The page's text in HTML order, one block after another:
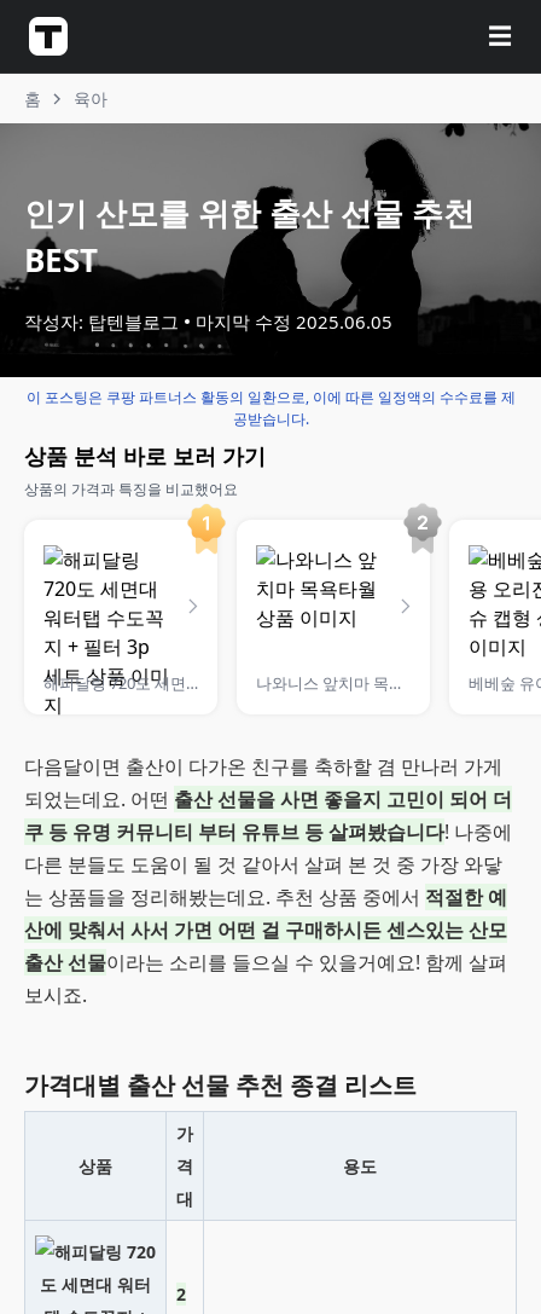
☰
홈 육아
인기 산모를 위한 출산 선물 추천
BEST
작성자: 탑텐블로그 마지막 수정 2025.06.05
이 포스팅은 쿠팡 파트너스 활동의 일환으로, 이에 따른 일정액의 수수료를 제
공받습니다.
상품 분석 바로 보러 가기
상품의 가격과 특징을 비교했어요
해피달링 720도 세면대 워터탭 수도꼭지 + 필터 3p 세트 나와니스 앞치마 목욕타월
다음달이면 출산이 다가온 친구를 축하할 겸 만나러 가게
되었는데요. 어떤 출산 선물을 사면 좋을지 고민이 되어 더
쿠 등 유명 커뮤니티 부터 유튜브 등 살펴봤습니다! 나중에
다른 분들도 도움이 될 것 같아서 살펴 본 것 중 가장 와닿
는 상품들을 정리해봤는데요. 추천 상품 중에서 적절한 예
산에 맞춰서 사서 가면 어떤 걸 구매하시든 센스있는 산모
출산 선물이라는 소리를 들으실 수 있을거예요! 함께 살펴
보시죠.
가격대별 출산 선물 추천 종결 리스트
상품
가
격
대
용도
2